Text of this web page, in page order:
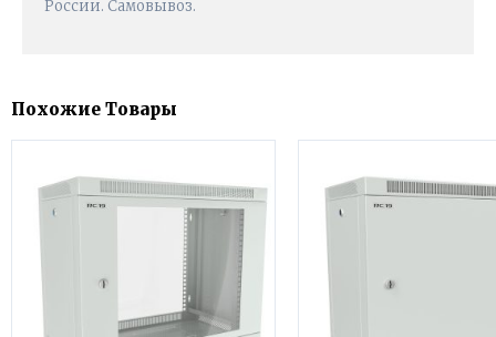
России. Самовывоз.
Похожие Товары